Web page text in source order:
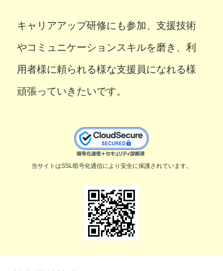
キャリアアップ研修にも参加、支援技術
やコミュニケーションスキルを磨き、利
用者様に頼られる様な支援員になれる様
頑張っていきたいです。
当サイトはSSL暗号化通信により安全に保護されています。